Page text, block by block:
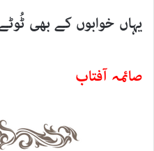
یہاں خوابوں کے بھی
صائمہ آفتاب